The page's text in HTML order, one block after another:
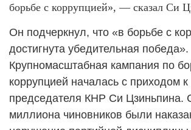
борьбе с коррупцией», — сказал Си
Он подчеркнул, что «в борьбе с
достигнута убедительная победа».
Крупномасштабная кампания по
коррупцией началась с приходом к
председателя КНР Си Цзиньпина.
миллиона чиновников были